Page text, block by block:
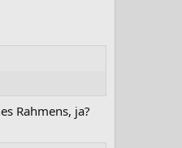
Rahmens, ja?